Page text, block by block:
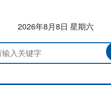
2026年8月8日 星期六